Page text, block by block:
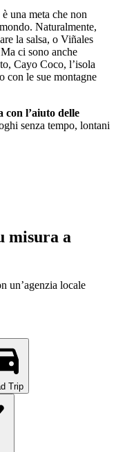
una meta che non
Naturalmente,
la salsa, o Viñales
ci sono anche
Cayo Coco, l’isola
con le sue montagne
con l’aiuto delle
senza tempo, lontani
misura a
un’agenzia locale
Trip